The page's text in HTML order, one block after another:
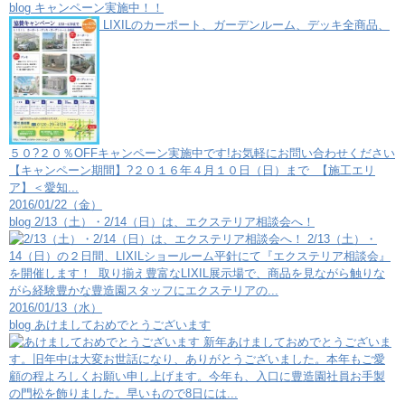
blog キャンペーン実施中！！
LIXILのカーポート、ガーデンルーム、デッキ全商品、
５０?２０％OFFキャンペーン実施中です!お気軽にお問い合わせください
【キャンペーン期間】?２０１６年４月１０日（日）まで 【施工エリ
ア】＜愛知...
2016/01/22（金）
blog 2/13（土）・2/14（日）は、エクステリア相談会へ！
2/13（土）・
14（日）の２日間、LIXILショールーム平針にて『エクステリア相談会』
を開催します！ 取り揃え豊富なLIXIL展示場で、商品を見ながら触りな
がら経験豊かな豊造園スタッフにエクステリアの...
2016/01/13（水）
blog あけましておめでとうございます
新年あけましておめでとうございま
す。旧年中は大変お世話になり、ありがとうございました。本年もご愛
顧の程よろしくお願い申し上げます。今年も、入口に豊造園社員お手製
の門松を飾りました。早いもので8日には...